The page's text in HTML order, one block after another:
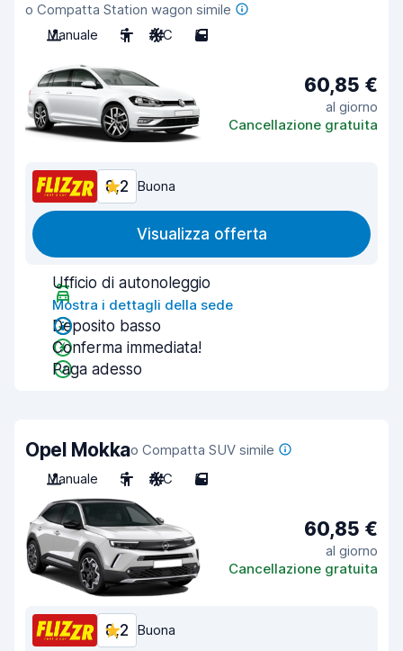
o Compatta Station wagon simile
Manuale
5 A/C 5
60,85 €
al giorno
Cancellazione gratuita
8,2 Buona
Visualizza offerta
Ufficio di autonoleggio
Mostra i dettagli della sede
Deposito basso
Conferma immediata!
Paga adesso
Opel Mokkao Compatta SUV simile
Manuale
5 A/C 5
60,85 €
al giorno
Cancellazione gratuita
8,2 Buona